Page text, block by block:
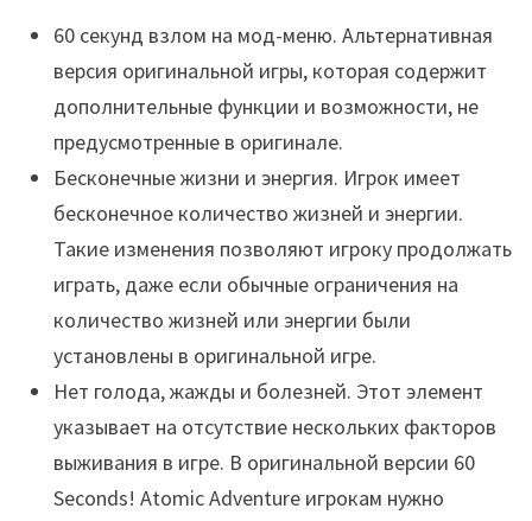
60 секунд взлом на мод-меню. Альтернативная
версия оригинальной игры, которая содержит
дополнительные функции и возможности, не
предусмотренные в оригинале.
Бесконечные жизни и энергия. Игрок имеет
бесконечное количество жизней и энергии.
Такие изменения позволяют игроку продолжать
играть, даже если обычные ограничения на
количество жизней или энергии были
установлены в оригинальной игре.
Нет голода, жажды и болезней. Этот элемент
указывает на отсутствие нескольких факторов
выживания в игре. В оригинальной версии 60
Seconds! Atomic Adventure игрокам нужно